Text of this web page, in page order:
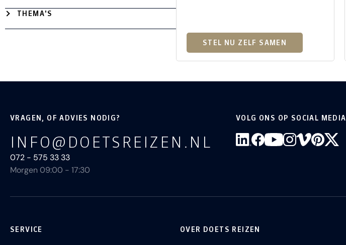
THEMA'S
STEL NU ZELF SAMEN
VRAGEN, OF ADVIES NODIG?
INFO@DOETSREIZEN.NL
072 - 575 33 33
Morgen 09:00 - 17:30
VOLG ONS OP SOCIAL MEDIA
SERVICE OVER DOETS REIZEN